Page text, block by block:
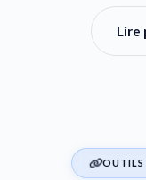
Lire